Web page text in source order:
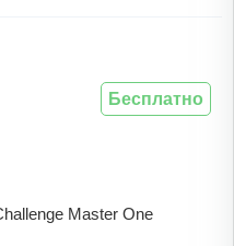
Master One
Бесплатно